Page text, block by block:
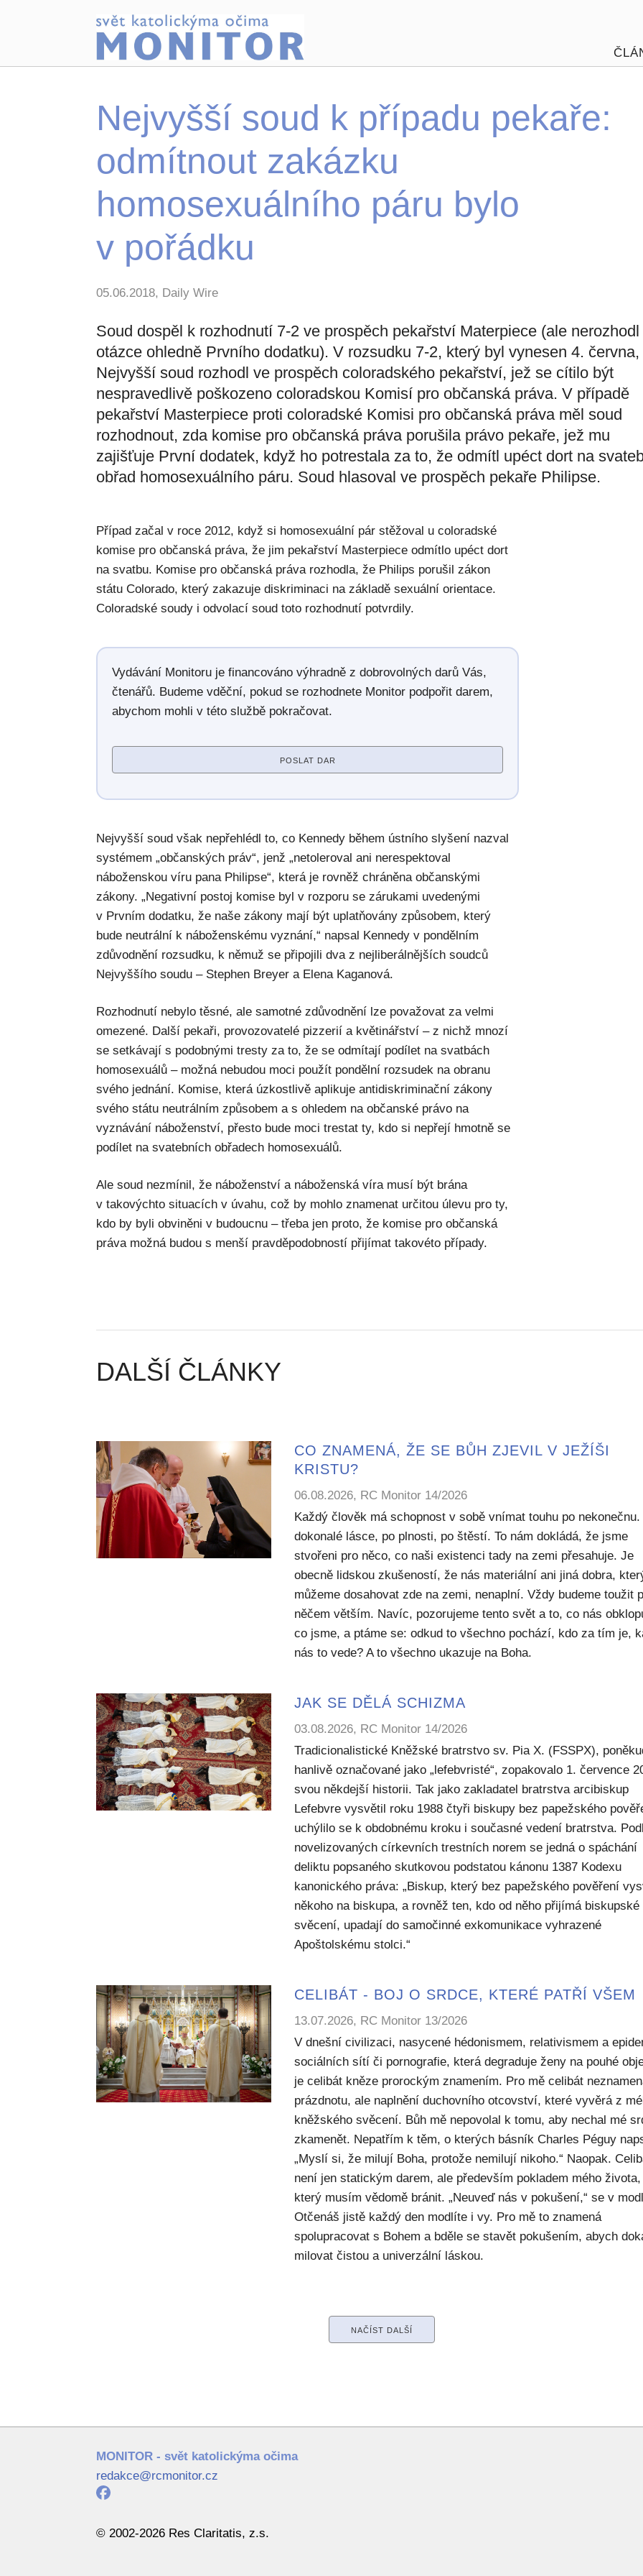
Nejvyšší soud k případu pekaře:
odmítnout zakázku
homosexuálního páru bylo
v pořádku
05.06.2018, Daily Wire
Soud dospěl k rozhodnutí 7-2 ve prospěch pekařství Materpiece (ale nerozhodl
otázce ohledně Prvního dodatku). V rozsudku 7-2, který byl vynesen 4. června,
Nejvyšší soud rozhodl ve prospěch coloradského pekařství, jež se cítilo být
nespravedlivě poškozeno coloradskou Komisí pro občanská práva. V případě
pekařství Masterpiece proti coloradské Komisi pro občanská práva měl soud
rozhodnout, zda komise pro občanská práva porušila právo pekaře, jež mu
zajišťuje První dodatek, když ho potrestala za to, že odmítl upéct dort na
obřad homosexuálního páru. Soud hlasoval ve prospěch pekaře Philipse.
Případ začal v roce 2012, když si homosexuální pár stěžoval u coloradské
komise pro občanská práva, že jim pekařství Masterpiece odmítlo upéct dort
na svatbu. Komise pro občanská práva rozhodla, že Philips porušil zákon
státu Colorado, který zakazuje diskriminaci na základě sexuální orientace.
Coloradské soudy i odvolací soud toto rozhodnutí potvrdily.
Vydávání Monitoru je financováno výhradně z dobrovolných darů Vás,
čtenářů. Budeme vděční, pokud se rozhodnete Monitor podpořit darem,
abychom mohli v této službě pokračovat.
POSLAT DAR
Nejvyšší soud však nepřehlédl to, co Kennedy během ústního slyšení nazval
systémem „občanských práv“, jenž „netoleroval ani nerespektoval
náboženskou víru pana Philipse“, která je rovněž chráněna občanskými
zákony. „Negativní postoj komise byl v rozporu se zárukami uvedenými
v Prvním dodatku, že naše zákony mají být uplatňovány způsobem, který
bude neutrální k náboženskému vyznání,“ napsal Kennedy v pondělním
zdůvodnění rozsudku, k němuž se připojili dva z nejliberálnějších soudců
Nejvyššího soudu – Stephen Breyer a Elena Kaganová.
Rozhodnutí nebylo těsné, ale samotné zdůvodnění lze považovat za velmi
omezené. Další pekaři, provozovatelé pizzerií a květinářství – z nichž mnozí
se setkávají s podobnými tresty za to, že se odmítají podílet na svatbách
homosexuálů – možná nebudou moci použít pondělní rozsudek na obranu
svého jednání. Komise, která úzkostlivě aplikuje antidiskriminační zákony
svého státu neutrálním způsobem a s ohledem na občanské právo na
vyznávání náboženství, přesto bude moci trestat ty, kdo si nepřejí hmotně se
podílet na svatebních obřadech homosexuálů.
Ale soud nezmínil, že náboženství a náboženská víra musí být brána
v takovýchto situacích v úvahu, což by mohlo znamenat určitou úlevu pro ty,
kdo by byli obviněni v budoucnu – třeba jen proto, že komise pro občanská
práva možná budou s menší pravděpodobností přijímat takovéto případy.
DALŠÍ ČLÁNKY
CO ZNAMENÁ, ŽE SE BŮH ZJEVIL V JEŽÍŠI
KRISTU?
06.08.2026, RC Monitor 14/2026
Každý člověk má schopnost v sobě vnímat touhu po nekonečnu.
dokonalé lásce, po plnosti, po štěstí. To nám dokládá, že jsme
stvořeni pro něco, co naši existenci tady na zemi přesahuje. Je
obecně lidskou zkušeností, že nás materiální ani jiná dobra,
můžeme dosahovat zde na zemi, nenaplní. Vždy budeme toužit
něčem větším. Navíc, pozorujeme tento svět a to, co nás
co jsme, a ptáme se: odkud to všechno pochází, kdo za tím je,
nás to vede? A to všechno ukazuje na Boha.
JAK SE DĚLÁ SCHIZMA
03.08.2026, RC Monitor 14/2026
Tradicionalistické Kněžské bratrstvo sv. Pia X. (FSSPX),
hanlivě označované jako „lefebvristé“, zopakovalo 1. července
svou někdejší historii. Tak jako zakladatel bratrstva arcibiskup
Lefebvre vysvětil roku 1988 čtyři biskupy bez papežského
uchýlilo se k obdobnému kroku i současné vedení bratrstva.
novelizovaných církevních trestních norem se jedná o spáchání
deliktu popsaného skutkovou podstatou kánonu 1387 Kodexu
kanonického práva: „Biskup, který bez papežského pověření
někoho na biskupa, a rovněž ten, kdo od něho přijímá biskupské
svěcení, upadají do samočinné exkomunikace vyhrazené
Apoštolskému stolci.“
CELIBÁT - BOJ O SRDCE, KTERÉ PATŘÍ VŠEM
13.07.2026, RC Monitor 13/2026
V dnešní civilizaci, nasycené hédonismem, relativismem a
sociálních sítí či pornografie, která degraduje ženy na pouhé
je celibát kněze prorockým znamením. Pro mě celibát
prázdnotu, ale naplnění duchovního otcovství, které vyvěrá z
kněžského svěcení. Bůh mě nepovolal k tomu, aby nechal mé
zkamenět. Nepatřím k těm, o kterých básník Charles Péguy
„Myslí si, že milují Boha, protože nemilují nikoho.“ Naopak.
není jen statickým darem, ale především pokladem mého života,
který musím vědomě bránit. „Neuveď nás v pokušení,“ se v
Otčenáš jistě každý den modlíte i vy. Pro mě to znamená
spolupracovat s Bohem a bděle se stavět pokušením, abych
milovat čistou a univerzální láskou.
NAČÍST DALŠÍ
MONITOR - svět katolickýma očima
redakce@rcmonitor.cz
© 2002-2026 Res Claritatis, z.s.